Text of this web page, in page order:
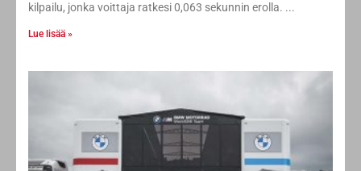
kilpailu, jonka voittaja ratkesi 0,063 sekunnin erolla.
Lue lisää »